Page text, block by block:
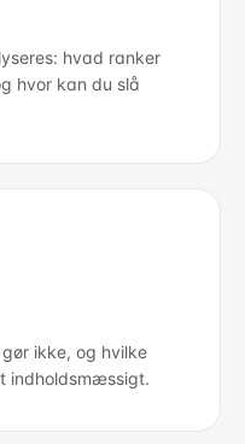
hvad ranker
hvor kan du slå
ikke, og hvilke
indholdsmæssigt.